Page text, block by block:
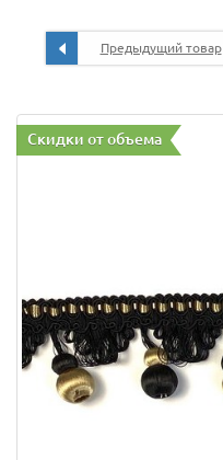
Предыдущий товар
Скидки от объема